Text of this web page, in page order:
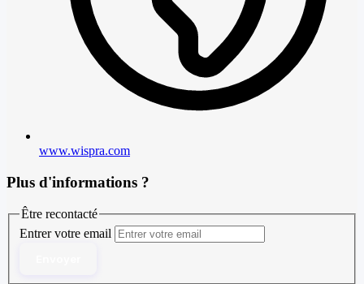
www.wispra.com
Plus d'informations ?
Être recontacté
Entrer votre email